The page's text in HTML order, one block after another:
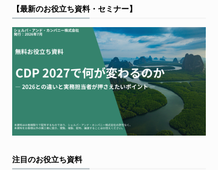
【最新のお役立ち資料・セミナー】
注目のお役立ち資料